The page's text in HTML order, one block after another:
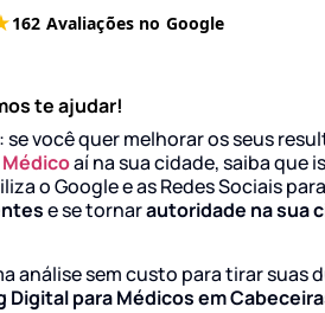
te ajudar!
você quer melhorar os seus
aí na sua cidade, saiba que
o Google e as Redes Sociais
e se tornarautoridade na sua
análise sem custo para tirar suas
Digital para Médicos em